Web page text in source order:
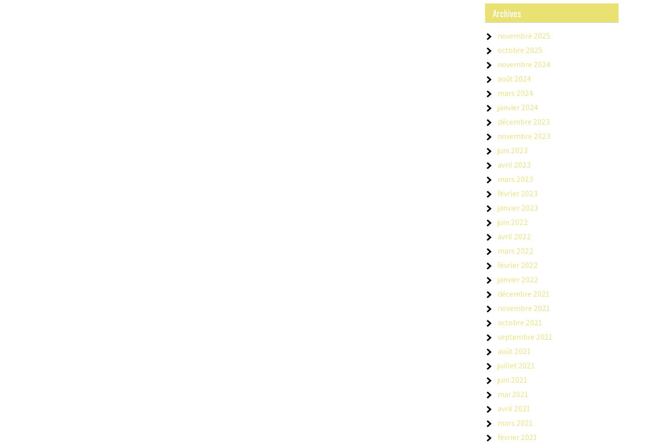
Archives
novembre 2025
octobre 2025
novembre 2024
août 2024
mars 2024
janvier 2024
décembre 2023
novembre 2023
juin 2023
avril 2023
mars 2023
février 2023
janvier 2023
juin 2022
avril 2022
mars 2022
février 2022
janvier 2022
décembre 2021
novembre 2021
octobre 2021
septembre 2021
août 2021
juillet 2021
juin 2021
mai 2021
avril 2021
mars 2021
février 2021